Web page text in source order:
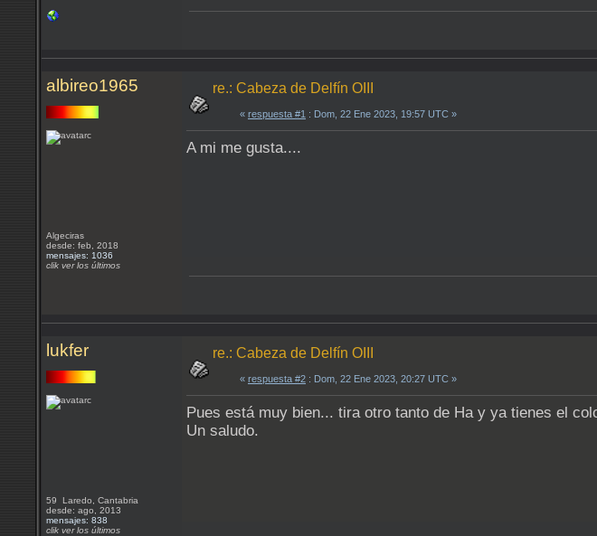
albireo1965
Algeciras
desde: feb, 2018
mensajes: 1036
clik ver los últimos
re.: Cabeza de Delfín OIII
« respuesta #1 : Dom, 22 Ene 2023, 19:57 UTC »
A mi me gusta....
lukfer
59 Laredo, Cantabria
desde: ago, 2013
mensajes: 838
clik ver los últimos
re.: Cabeza de Delfín OIII
« respuesta #2 : Dom, 22 Ene 2023, 20:27 UTC »
Pues está muy bien... tira otro tanto de Ha y ya tienes el
Un saludo.